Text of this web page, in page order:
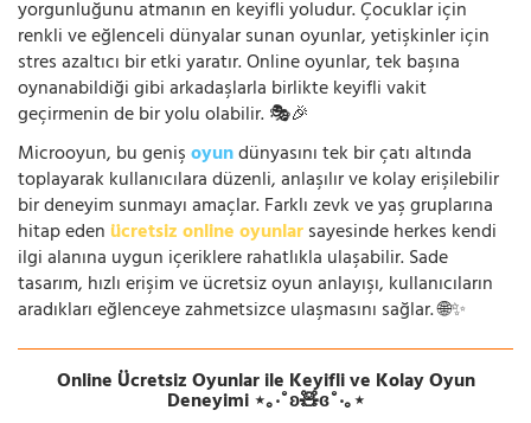
yorgunluğunu atmanın en keyifli yoludur. Çocuklar için
renkli ve eğlenceli dünyalar sunan oyunlar, yetişkinler için
stres azaltıcı bir etki yaratır. Online oyunlar, tek başına
oynanabildiği gibi arkadaşlarla birlikte keyifli vakit
geçirmenin de bir yolu olabilir. 🎭🎉
Microoyun, bu genişoyundünyasını tek bir çatı altında
toplayarak kullanıcılara düzenli, anlaşılır ve kolay erişilebilir
bir deneyim sunmayı amaçlar. Farklı zevk ve yaş gruplarına
hitap eden ücretsiz online oyunlarsayesinde herkes kendi
ilgi alanına uygun içeriklere rahatlıkla ulaşabilir. Sade
tasarım, hızlı erişim ve ücretsiz oyun anlayışı, kullanıcıların
aradıkları eğlenceye zahmetsizce ulaşmasını sağlar. 🌐✨
Online Ücretsiz Oyunlar ile Keyifli ve Kolay Oyun
Deneyimi ⋆｡‧˚ʚ🧸ɞ˚‧｡⋆